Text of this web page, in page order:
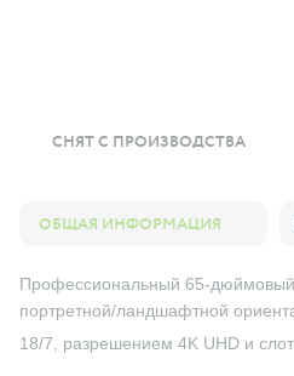
СНЯТ С ПРОИЗВОДСТВА
ОБЩАЯ ИНФОРМАЦИЯ
Профессиональный 65-
портретной/ландшафтной
18/7, разрешением 4K UHD и